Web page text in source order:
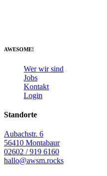
AWESOME!
Wer wir sind
Jobs
Kontakt
Login
Standorte
Aubachstr. 6
56410 Montabaur
02602 / 919 6160
hallo@awsm.rocks